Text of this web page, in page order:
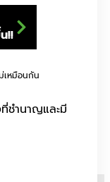
!!
เหมือนกัน
ที่ชำนาญและมี